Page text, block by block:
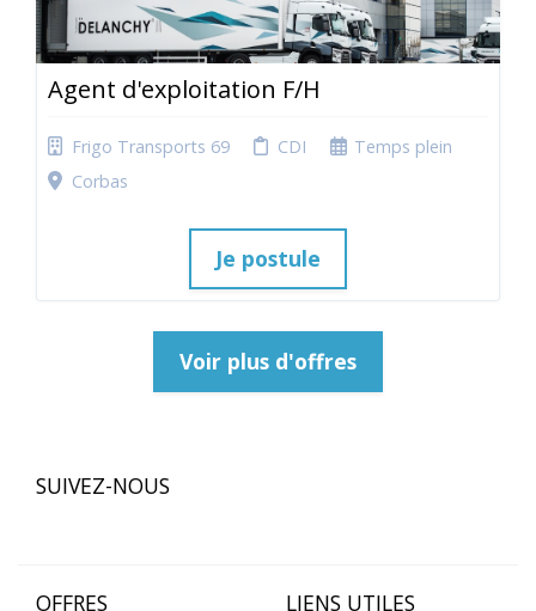
Agent d'exploitation F/H
Frigo Transports 69 CDI
Temps plein
Corbas
Je postule
Voir plus d'offres
SUIVEZ-NOUS
OFFRES LIENS UTILES